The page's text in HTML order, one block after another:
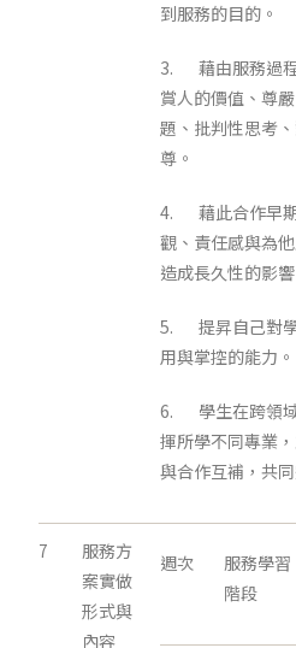
到服務的目的。
3. 藉由服務過程
賞人的價值、尊
題、批判性思考
尊。
4. 藉此合作早期
觀、責任感與為
造成長久性的影響
5. 提昇自己對學
用與掌控的能力。
6. 學生在跨領域
揮所學不同專業
與合作互補，共
7
服務方
案實做
形式與
內容
週次
服務學習
階段